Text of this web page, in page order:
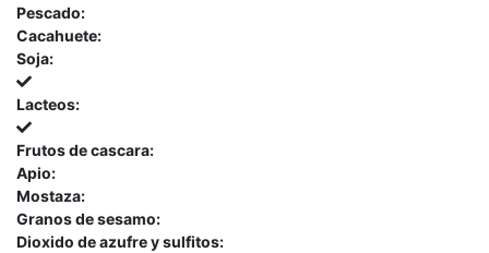
Pescado:
Cacahuete:
Soja:
Lacteos:
Frutos de cascara:
Apio:
Mostaza:
Granos de sesamo:
Dioxido de azufre y sulfitos: